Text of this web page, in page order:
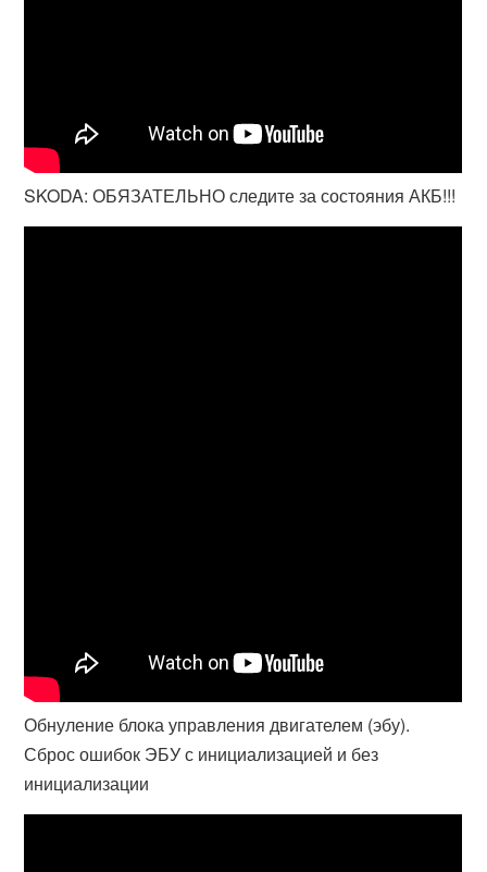
SKODA: ОБЯЗАТЕЛЬНО следите за состояния АКБ!!!
Обнуление блока управления двигателем (эбу).
Сброс ошибок ЭБУ с инициализацией и без
инициализации